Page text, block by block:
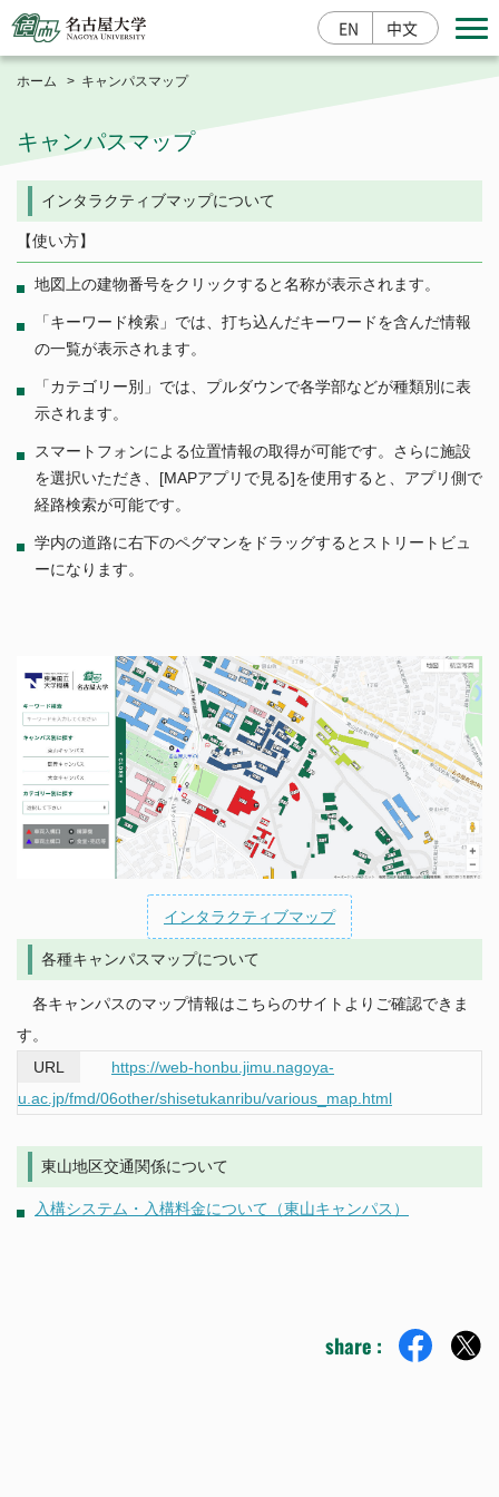
EN 中文
入学案内 研究成果情報 産学官連携
大学概要
総長室
基本情報
栄誉・称号
大学の取組
中期目標・中期計画／評価
公表事項など
情報公開/個人情報保護
学部・大学院・その他
学部
大学院
附置研究所
全学技術センター
教育・学生支援
ポリシー
学年暦
学生生活案内
授業料
経済支援（授業料等免除・奨学金）
学生の表彰
課外活動
その他キャンパスライフ
キャリア・就職支援
各種証明書の発行
健康管理・相談窓口
研究活動
研究安全管理
若手研究者支援
社会貢献事業
名古屋大学発ベンチャー
名古屋大学への寄附について
卒業生に関する情報について
公開施設／大学見学
ネーミングライツ（命名権）事業募集について
国際展開・留学
国際展開について
留学について
ニュース
アクセス
サイトポリシー
教職員公募
東海国立大学機構
法人職員採用情報
ホーム キャンパスマップ
キャンパスマップ
インタラクティブマップについて
【使い方】
地図上の建物番号をクリックすると名称が表示されます。
「キーワード検索」では、打ち込んだキーワードを含んだ情報
の一覧が表示されます。
「カテゴリー別」では、プルダウンで各学部などが種類別に表
示されます。
スマートフォンによる位置情報の取得が可能です。さらに施設
を選択いただき、[MAPアプリで見る]を使用すると、アプリ側で
経路検索が可能です。
学内の道路に右下のペグマンをドラッグするとストリートビュ
ーになります。
インタラクティブマップ
各種キャンパスマップについて
各キャンパスのマップ情報はこちらのサイトよりご確認できま
す。
https://web-honbu.jimu.nagoya-
u.ac.jp/fmd/06other/shisetukanribu/various_map.html
東山地区交通関係について
入構システム・入構料金について（東山キャンパス）
share :